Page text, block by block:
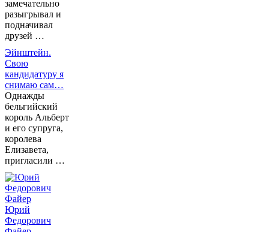
замечательно
разыгрывал и
подначивал
друзей …
Эйнштейн.
Свою
кандидатуру я
снимаю сам…
Однажды
бельгийский
король Альберт
и его супруга,
королева
Елизавета,
пригласили …
Юрий
Федорович